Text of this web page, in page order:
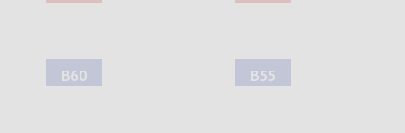
B60 B55